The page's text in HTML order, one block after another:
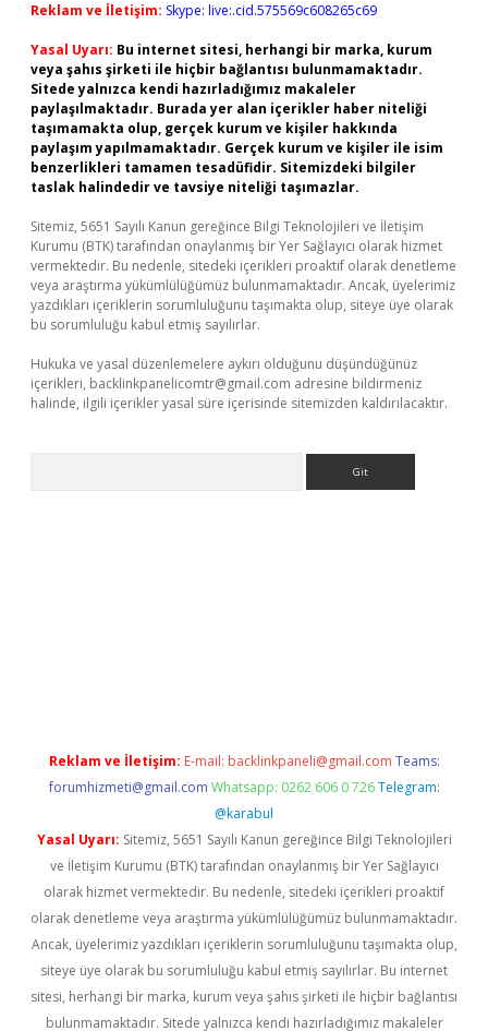
Reklam ve İletişim: Skype: live:.cid.575569c608265c69
Yasal Uyarı: Bu internet sitesi, herhangi bir marka, kurum
veya şahıs şirketi ile hiçbir bağlantısı bulunmamaktadır.
Sitede yalnızca kendi hazırladığımız makaleler
paylaşılmaktadır. Burada yer alan içerikler haber niteliği
taşımamakta olup, gerçek kurum ve kişiler hakkında
paylaşım yapılmamaktadır. Gerçek kurum ve kişiler ile isim
benzerlikleri tamamen tesadüfidir. Sitemizdeki bilgiler
taslak halindedir ve tavsiye niteliği taşımazlar.
Sitemiz, 5651 Sayılı Kanun gereğince Bilgi Teknolojileri ve İletişim
Kurumu (BTK) tarafından onaylanmış bir Yer Sağlayıcı olarak hizmet
vermektedir. Bu nedenle, sitedeki içerikleri proaktif olarak denetleme
veya araştırma yükümlülüğümüz bulunmamaktadır. Ancak, üyelerimiz
yazdıkları içeriklerin sorumluluğunu taşımakta olup, siteye üye olarak
bu sorumluluğu kabul etmiş sayılırlar.
Hukuka ve yasal düzenlemelere aykırı olduğunu düşündüğünüz
içerikleri, backlinkpanelicomtr@gmail.com adresine bildirmeniz
halinde, ilgili içerikler yasal süre içerisinde sitemizden kaldırılacaktır.
Reklam ve İletişim: E-mail: backlinkpaneli@gmail.com Teams:
forumhizmeti@gmail.com Whatsapp: 0262 606 0 726 Telegram:
@karabul
Yasal Uyarı: Sitemiz, 5651 Sayılı Kanun gereğince Bilgi Teknolojileri
ve İletişim Kurumu (BTK) tarafından onaylanmış bir Yer Sağlayıcı
olarak hizmet vermektedir. Bu nedenle, sitedeki içerikleri proaktif
olarak denetleme veya araştırma yükümlülüğümüz bulunmamaktadır.
Ancak, üyelerimiz yazdıkları içeriklerin sorumluluğunu taşımakta olup,
siteye üye olarak bu sorumluluğu kabul etmiş sayılırlar. Bu internet
sitesi, herhangi bir marka, kurum veya şahıs şirketi ile hiçbir bağlantısı
bulunmamaktadır. Sitede yalnızca kendi hazırladığımız makaleler